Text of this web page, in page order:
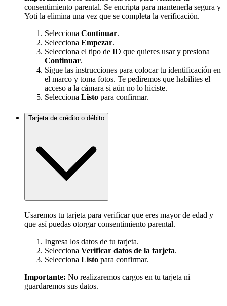
consentimiento parental. Se encripta para mantenerla segura y
Yoti la elimina una vez que se completa la verificación.
Selecciona Continuar.
Selecciona Empezar.
Selecciona el tipo de ID que quieres usar y presiona
Continuar.
Sigue las instrucciones para colocar tu identificación en
el marco y toma fotos. Te pediremos que habilites el
acceso a la cámara si aún no lo hiciste.
Selecciona Listo para confirmar.
Tarjeta de crédito o débito
Usaremos tu tarjeta para verificar que eres mayor de edad y
que así puedas otorgar consentimiento parental.
Ingresa los datos de tu tarjeta.
Selecciona Verificar datos de la tarjeta.
Selecciona Listo para confirmar.
Importante: No realizaremos cargos en tu tarjeta ni
guardaremos sus datos.